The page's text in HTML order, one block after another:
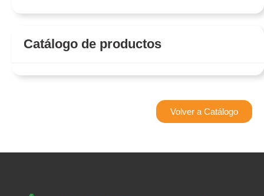
Catálogo de productos
Volver a Catálogo